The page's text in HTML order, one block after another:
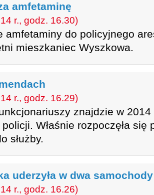
amfetaminę
r., godz. 16.30)
amfetaminy do policyjnego
mieszkaniec Wyszkowa.
r., godz. 16.29)
znajdzie w
Właśnie rozpoczęła się
służby.
uderzyła w dwa samochody
r., godz. 16.26)